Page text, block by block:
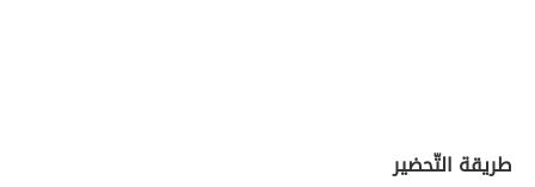
طريقة التّحضير